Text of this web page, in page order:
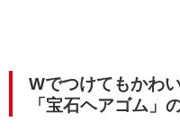
Wでつけてもかわ
「宝石ヘアゴム」